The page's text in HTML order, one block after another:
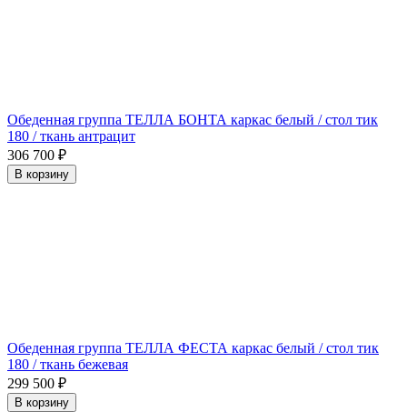
Обеденная группа ТЕЛЛА БОНТА каркас белый / стол тик
180 / ткань антрацит
306 700 ₽
В корзину
Обеденная группа ТЕЛЛА ФЕСТА каркас белый / стол тик
180 / ткань бежевая
299 500 ₽
В корзину